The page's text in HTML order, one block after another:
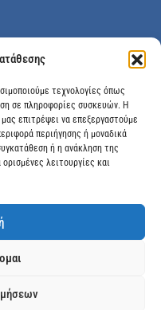
τεχνολογίες όπως
σε πληροφορίες συσκευών. Η
επιτρέψει να επεξεργαστούμε
περιήγησης ή μοναδικά
ή η ανάκληση της
λειτουργίες και
30100